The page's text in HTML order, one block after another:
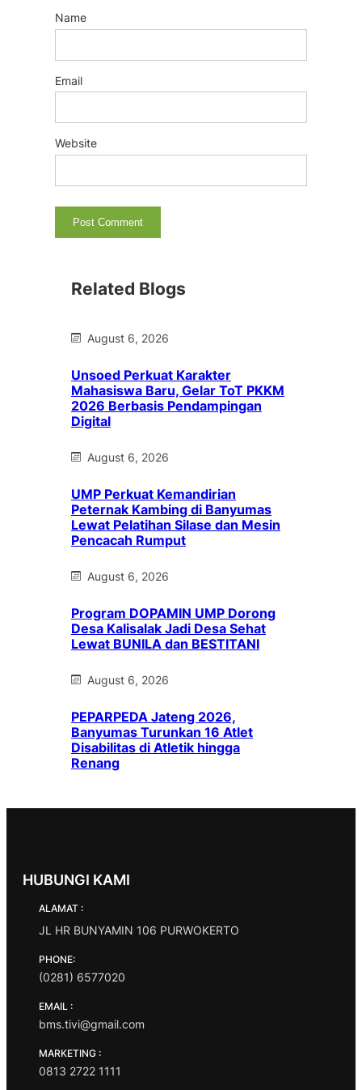
Name
Email
Website
Related Blogs
August 6, 2026
Unsoed Perkuat Karakter
Mahasiswa Baru, Gelar ToT PKKM
2026 Berbasis Pendampingan
Digital
August 6, 2026
UMP Perkuat Kemandirian
Peternak Kambing di Banyumas
Lewat Pelatihan Silase dan Mesin
Pencacah Rumput
August 6, 2026
Program DOPAMIN UMP Dorong
Desa Kalisalak Jadi Desa Sehat
Lewat BUNILA dan BESTITANI
August 6, 2026
PEPARPEDA Jateng 2026,
Banyumas Turunkan 16 Atlet
Disabilitas di Atletik hingga
Renang
HUBUNGI KAMI
ALAMAT :
JL HR BUNYAMIN 106 PURWOKERTO
PHONE:
(0281) 6577020
EMAIL :
bms.tivi@gmail.com
MARKETING :
0813 2722 1111